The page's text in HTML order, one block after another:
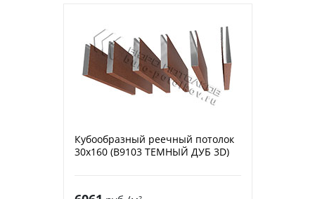
Кубообразный реечный потолок
30х160 (B9103 ТЕМНЫЙ ДУБ 3D)